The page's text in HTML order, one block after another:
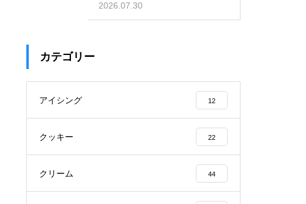
2026.07.30
カテゴリー
アイシング 12
クッキー 22
クリーム 44